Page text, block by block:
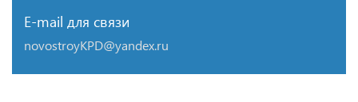
E-mail для связи
novostroyKPD@yandex.ru